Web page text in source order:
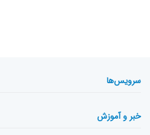
سرویس‌ها
خبر و آموزش